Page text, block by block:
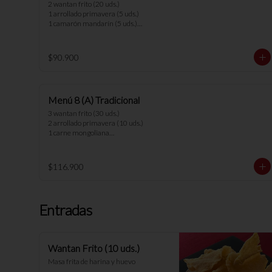
2 wantan frito (20 uds.)
1 arrollado primavera (5 uds.)
1 camarón mandarín (5 uds.)
1 chapsui vegetariano
1 arrollado de marisco
los menús.
$90.900
Menú 8 (A) Tradicional
3 wantan frito (30 uds.)
2 arrollado primavera (10 uds.)
1 carne mongoliana
1 arrollado de marisco
1 cerdo cantones
8 arroz chaufan
$116.900
Entradas
Wantan Frito (10 uds.)
Masa frita de harina y huevo